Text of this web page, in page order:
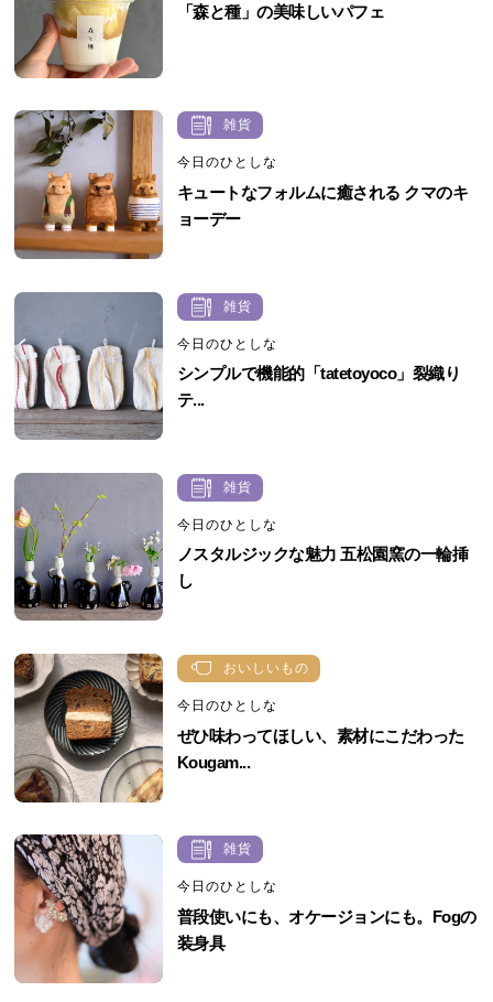
「森と種」の美味しいパフェ
雑貨
今日のひとしな
キュートなフォルムに癒される クマのキ
ョーデー
雑貨
今日のひとしな
シンプルで機能的「tatetoyoco」裂織り
テ...
雑貨
今日のひとしな
ノスタルジックな魅力 五松園窯の一輪挿
し
おいしいもの
今日のひとしな
ぜひ味わってほしい、素材にこだわった
Kougam...
雑貨
今日のひとしな
普段使いにも、オケージョンにも。Fogの
装身具